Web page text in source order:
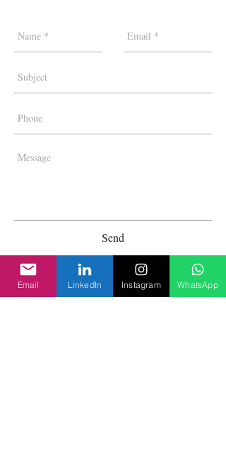
Send
STAY UP TO DATE
Email LinkedIn Instagram WhatsApp